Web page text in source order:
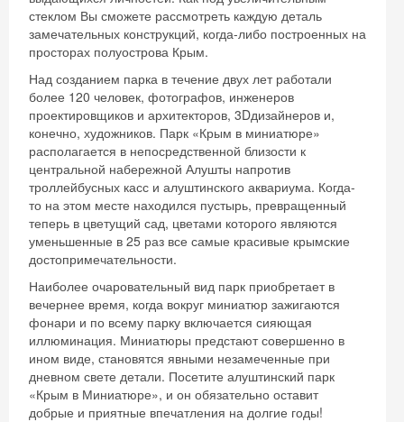
стеклом Вы сможете рассмотреть каждую деталь
замечательных конструкций, когда-либо построенных на
просторах полуострова Крым.
Над созданием парка в течение двух лет работали
более 120 человек, фотографов, инженеров
проектировщиков и архитекторов, 3Dдизайнеров и,
конечно, художников. Парк «Крым в миниатюре»
располагается в непосредственной близости к
центральной набережной Алушты напротив
троллейбусных касс и алуштинского аквариума. Когда-
то на этом месте находился пустырь, превращенный
теперь в цветущий сад, цветами которого являются
уменьшенные в 25 раз все самые красивые крымские
достопримечательности.
Наиболее очаровательный вид парк приобретает в
вечернее время, когда вокруг миниатюр зажигаются
фонари и по всему парку включается сияющая
иллюминация. Миниатюры предстают совершенно в
ином виде, становятся явными незамеченные при
дневном свете детали. Посетите алуштинский парк
«Крым в Миниатюре», и он обязательно оставит
добрые и приятные впечатления на долгие годы!